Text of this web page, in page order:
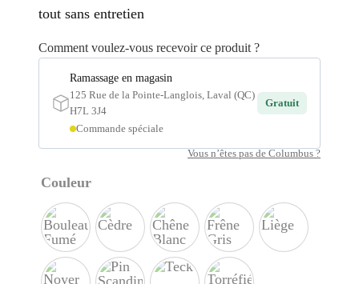
tout sans entretien
Comment voulez-vous recevoir ce produit ?
Ramassage en magasin
125 Rue de la Pointe-Langlois, Laval (QC)
H7L 3J4
Commande spéciale
Gratuit
Vous n’êtes pas de Columbus ?
Couleur